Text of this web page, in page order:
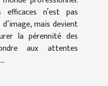
n’est pas
mais devient
la pérennité des
aux attentes